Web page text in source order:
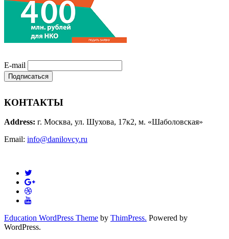
E-mail
КОНТАКТЫ
Address: г. Москва, ул. Шухова, 17к2, м. «Шаболовская»
Email: info@danilovcy.ru
Education WordPress Theme by ThimPress. Powered by
WordPress.